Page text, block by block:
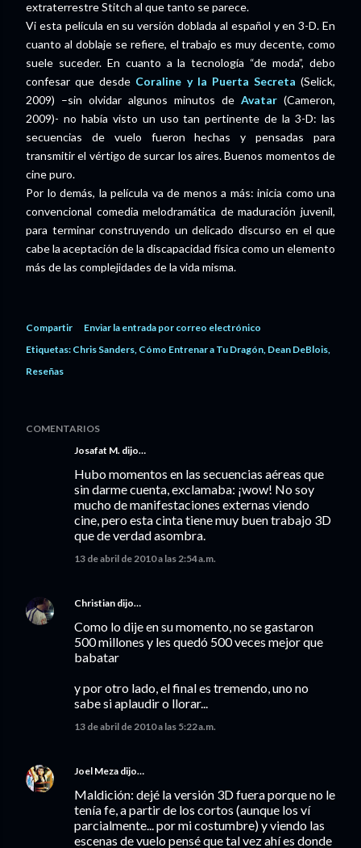
extraterrestre Stitch al que tanto se parece.
Vi esta película en su versión doblada al español y en 3-D. En
cuanto al doblaje se refiere, el trabajo es muy decente, como
suele suceder. En cuanto a la tecnología “de moda”, debo
confesar que desde Coraline y la Puerta Secreta (Selick,
2009) –sin olvidar algunos minutos de Avatar (Cameron,
2009)- no había visto un uso tan pertinente de la 3-D: las
secuencias de vuelo fueron hechas y pensadas para
transmitir el vértigo de surcar los aires. Buenos momentos de
cine puro.
Por lo demás, la película va de menos a más: inicia como una
convencional comedia melodramática de maduración juvenil,
para terminar construyendo un delicado discurso en el que
cabe la aceptación de la discapacidad física como un elemento
más de las complejidades de la vida misma.
Compartir
Enviar la entrada por correo electrónico
Etiquetas: Chris Sanders Cómo Entrenar a Tu Dragón Dean DeBlois
Reseñas
COMENTARIOS
Josafat M. dijo…
Hubo momentos en las secuencias aéreas que
sin darme cuenta, exclamaba: ¡wow! No soy
mucho de manifestaciones externas viendo
cine, pero esta cinta tiene muy buen trabajo 3D
que de verdad asombra.
13 de abril de 2010 a las 2:54 a.m.
Christian dijo…
Como lo dije en su momento, no se gastaron
500 millones y les quedó 500 veces mejor que
babatar
y por otro lado, el final es tremendo, uno no
sabe si aplaudir o llorar...
13 de abril de 2010 a las 5:22 a.m.
Joel Meza dijo…
Maldición: dejé la versión 3D fuera porque no le
tenía fe, a partir de los cortos (aunque los ví
parcialmente... por mi costumbre) y viendo las
escenas de vuelo pensé que tal vez ahí es donde